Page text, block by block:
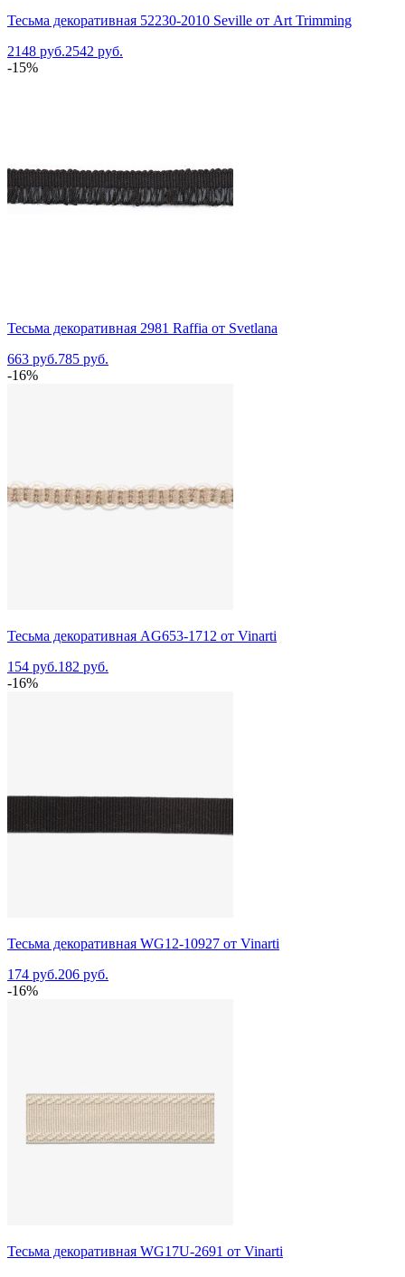
Тесьма декоративная 52230-2010 Seville от Art Trimming
2148 руб.2542 руб.
-15%
Тесьма декоративная 2981 Raffia от Svetlana
663 руб.785 руб.
-16%
Тесьма декоративная AG653-1712 от Vinarti
154 руб.182 руб.
-16%
Тесьма декоративная WG12-10927 от Vinarti
174 руб.206 руб.
-16%
Тесьма декоративная WG17U-2691 от Vinarti